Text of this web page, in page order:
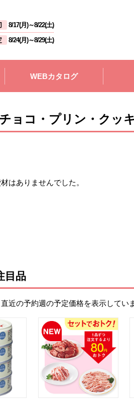
8/17(月)～8/22(土)
8/24(月)～8/29(土)
WEBカタログ
ョコ・プリン・クッ
はありませんでした。
目品
近の予約週の予定価格を表示していま